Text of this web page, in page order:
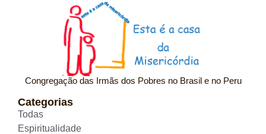
Congregação das Irmãs dos Pobres no Brasil e no Peru
Categorias
Todas
Espiritualidade